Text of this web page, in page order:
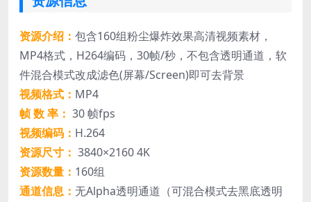
资源介绍： 包含160组粉尘爆炸效果高清视频素材，
MP4格式，H264编码，30帧/秒，不包含透明通道，软
件混合模式改成滤色(屏幕/Screen)即可去背景
视频格式： MP4
帧 数 率： 30 帧fps
视频编码： H.264
资源尺寸： 3840×2160 4K
资源数量： 160组
通道信息： 无Alpha透明通道（可混合模式去黑底透明